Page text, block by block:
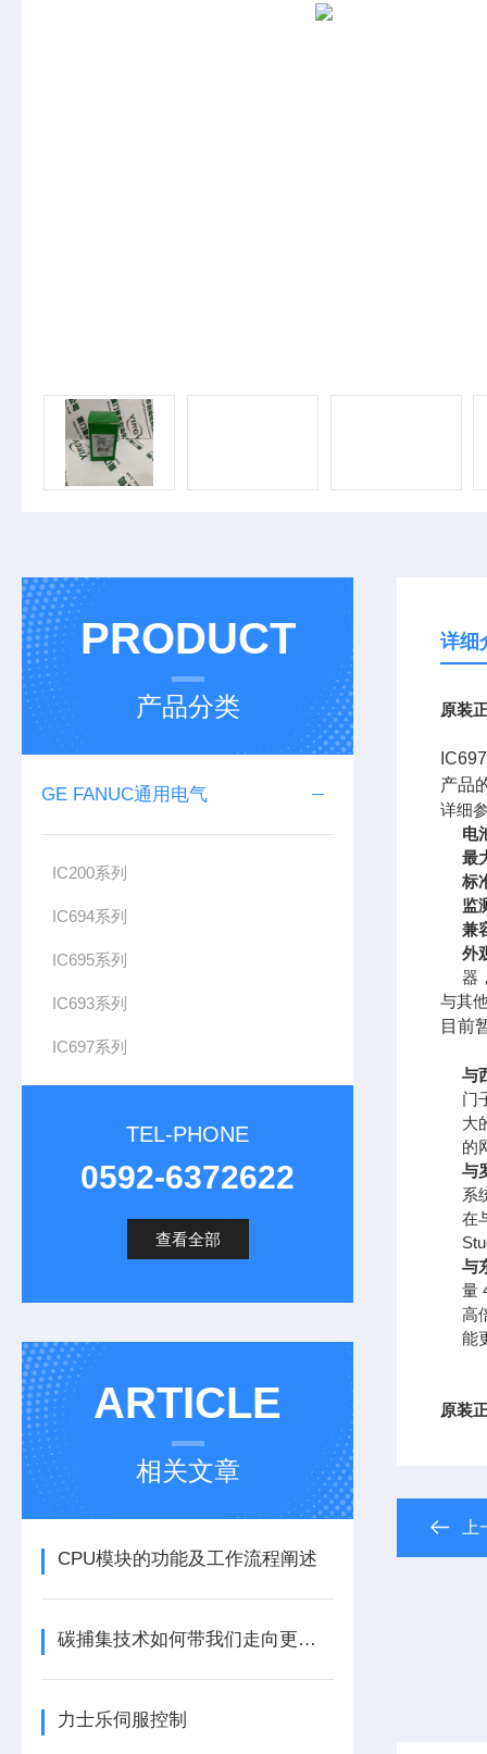
PRODUCT
产品分类
GE FANUC通用电气
IC200系列
IC694系列
IC695系列
IC693系列
IC697系列
TEL-PHONE
0592-6372622
查看全部
ARTICLE
相关文章
CPU模块的功能及工作流程阐述
碳捕集技术如何带我们走向更洁净的未来？
力士乐伺服控制
详细
原装
产品
详细
电
最
标
监
兼
外
器
与其
目前
与
门
大
的
与
系
在
与
量
高
能
原装